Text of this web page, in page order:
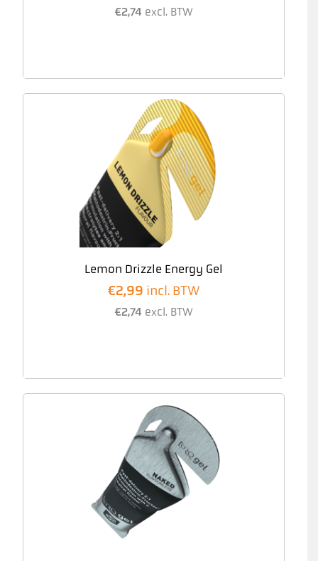
€2,74 excl. BTW
Lemon Drizzle Energy Gel
€2,99 incl. BTW
€2,74 excl. BTW